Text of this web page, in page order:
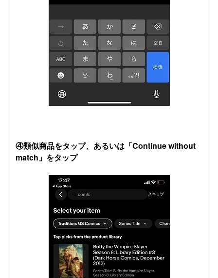
④類似商品をタップ、あるいは「Continue without
match」をタップ